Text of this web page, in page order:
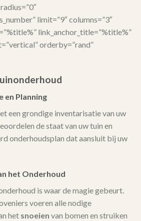
limit=”9″ columns=”3″
link_anchor_title=”%title%”
orderby=”rand”
en Planning
een grondige inventarisatie van uw
de staat van uw tuin en
onderhoudsplan dat aansluit bij uw
het Onderhoud
is waar de magie gebeurt.
voeren alle nodige
het snoeien van bomen en struiken